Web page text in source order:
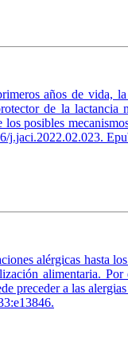
años de vida,
de la lactancia
posibles
j.jaci.2022.02.023.
alérgicas hasta
alimentaria.
preceder a las